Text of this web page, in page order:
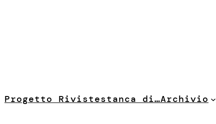
Progetto Rivistestanca di…Archivio